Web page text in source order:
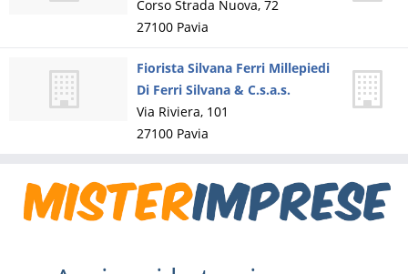
Corso Strada Nuova, 72
27100 Pavia
Fiorista Silvana Ferri Millepiedi
Di Ferri Silvana & C.s.a.s.
Via Riviera, 101
27100 Pavia